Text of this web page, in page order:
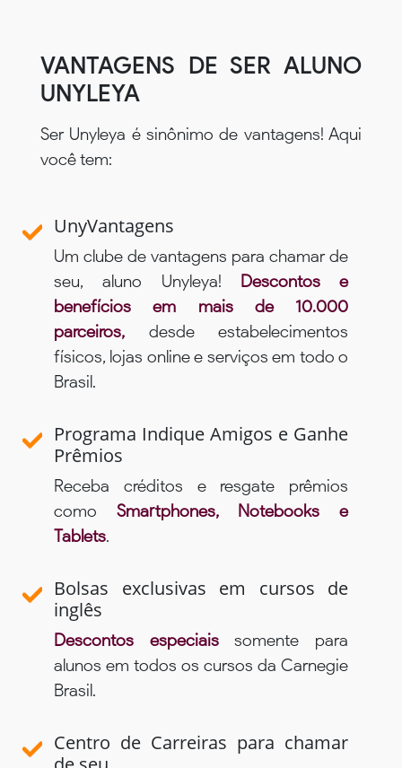
VANTAGENS DE SER ALUNO
UNYLEYA
Ser Unyleya é sinônimo de vantagens! Aqui
você tem:
UnyVantagens
Um clube de vantagens para chamar de
seu, aluno Unyleya! Descontos e
benefícios em mais de 10.000
parceiros, desde estabelecimentos
físicos, lojas online e serviços em todo o
Brasil.
Programa Indique Amigos e Ganhe
Prêmios
Receba créditos e resgate prêmios
como Smartphones, Notebooks e
Tablets.
Bolsas exclusivas em cursos de
inglês
Descontos especiaissomente para
alunos em todos os cursos da Carnegie
Brasil.
Centro de Carreiras para chamar